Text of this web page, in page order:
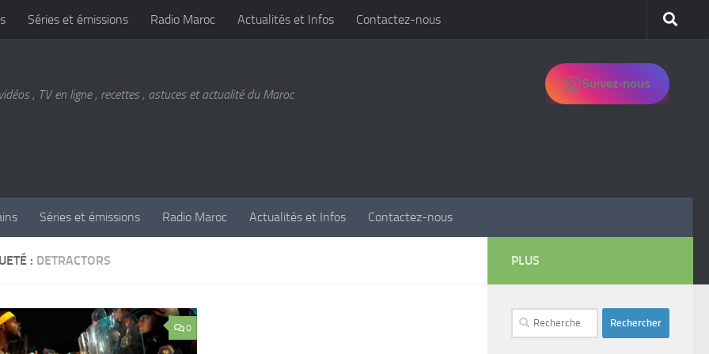
Séries et émissions Radio Maroc Actualités et Infos Contactez-nous
, TV en ligne , recettes , astuces et actualité du Maroc
Suivez-nous
Séries et émissions Radio Maroc Actualités et Infos Contactez-nous
: DETRACTORS
0
PLUS
Rechercher :